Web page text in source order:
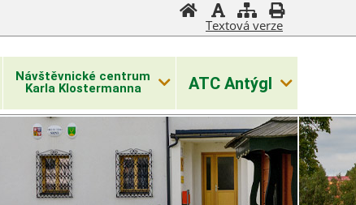
Textová verze
Návštěvnické centrum
Karla Klostermanna
ATC Antýgl